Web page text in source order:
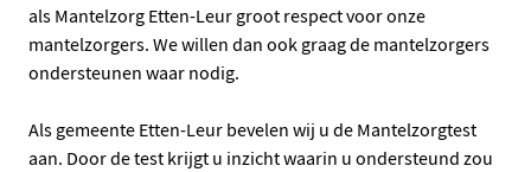
als Mantelzorg Etten-Leur groot respect voor onze
mantelzorgers. We willen dan ook graag de mantelzorgers
ondersteunen waar nodig.
Als gemeente Etten-Leur bevelen wij u de Mantelzorgtest
aan. Door de test krijgt u inzicht waarin u ondersteund zou